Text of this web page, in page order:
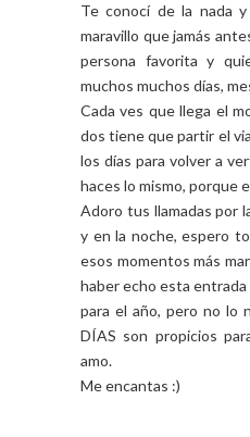
Te conocí de la nada
maravillo que jamás
persona favorita y
muchos muchos días,
Cada ves que llega el
dos tiene que partir el
los días para volver a
haces lo mismo, porque
Adoro tus llamadas por
y en la noche, espero
esos momentos más
haber echo esta entrada
para el año, pero no lo
DÍAS son propicios
amo.
Me encantas :)